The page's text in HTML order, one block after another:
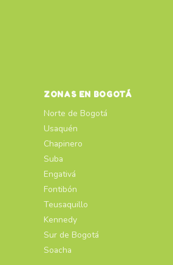
ZONAS EN BOGOTÁ
Norte de Bogotá
Usaquén
Chapinero
Suba
Engativá
Fontibón
Teusaquillo
Kennedy
Sur de Bogotá
Soacha